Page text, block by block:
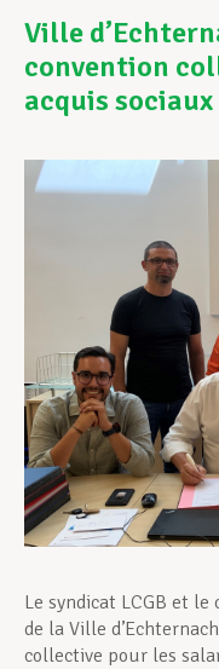
Vos droits
Devenir
Actualités
Ville
convention
acquis sociaux
Le syndicat LCGB et
de la Ville
collective pour les